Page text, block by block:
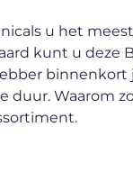
u het
kunt u deze
binnenkort
duur. Waarom